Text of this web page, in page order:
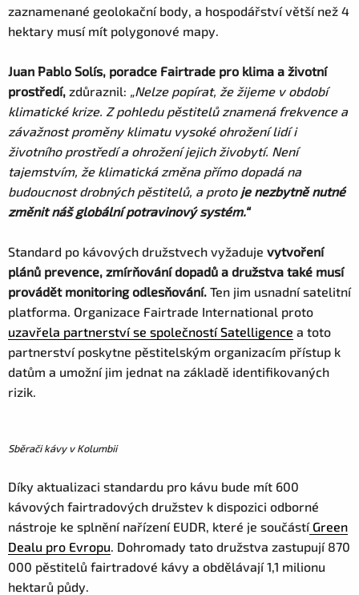
zaznamenané geolokační body, a hospodářství větší než 4
hektary musí mít polygonové mapy.
Juan Pablo Solís, poradce Fairtrade pro klima a životní
prostředí, zdůraznil: „Nelze popírat, že žijeme v období
klimatické krize. Z pohledu pěstitelů znamená frekvence a
závažnost proměny klimatu vysoké ohrožení lidí i
životního prostředí a ohrožení jejich živobytí. Není
tajemstvím, že klimatická změna přímo dopadá na
budoucnost drobných pěstitelů, a proto je nezbytně nutné
změnit náš globální potravinový systém.“
Standard po kávových družstvech vyžaduje vytvoření
plánů prevence, zmírňování dopadů a družstva také musí
provádět monitoring odlesňování. Ten jim usnadní satelitní
platforma. Organizace Fairtrade International proto
uzavřela partnerství se společností Satelligence a toto
partnerství poskytne pěstitelským organizacím přístup k
datům a umožní jim jednat na základě identifikovaných
rizik.
Sběrači kávy v Kolumbii
Díky aktualizaci standardu pro kávu bude mít 600
kávových fairtradových družstev k dispozici odborné
nástroje ke splnění nařízení EUDR, které je součástíGreen
Dealu pro Evropu. Dohromady tato družstva zastupují 870
000 pěstitelů fairtradové kávy a obdělávají 1,1 milionu
hektarů půdy.